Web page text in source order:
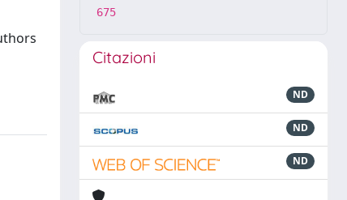
675
Citazioni
ND
ND
ND